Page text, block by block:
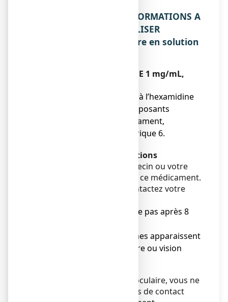
2. QUELLES SONT LES INFORMATIONS A
CONNAITRE AVANT D’UTILISER
ZAMELINE 1 mg/mL, collyre en solution
N’utilisez jamais ZAMELINE 1 mg/mL,
● si vous êtes allergique à l’hexamidine
ou à l’un des autres composants
contenus dans ce médicament,
mentionnés dans la rubrique 6.
Avertissements et précautions
Adressez-vous à votre médecin ou votre
pharmacien avant d’utiliser ce médicament.
Arrêtez le traitement et contactez votre
● votre état ne s'améliore pas après 8
● de nouveaux symptômes apparaissent
(rougeur, douleur oculaire ou vision
Si vous avez une infection oculaire, vous ne
devez pas porter de lentilles de contact